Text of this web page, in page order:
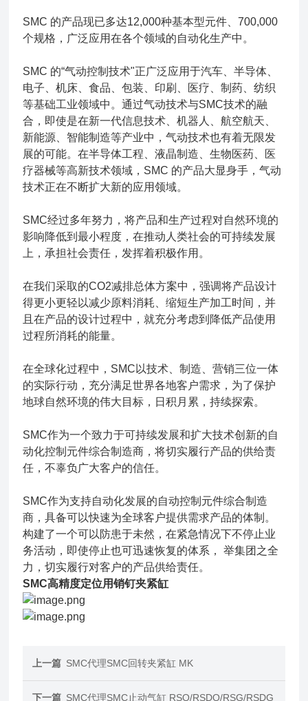
SMC 的产品现已多达12,000种基本型元件、700,000
个规格，广泛应用在各个领域的自动化生产中。
SMC 的“气动控制技术"正广泛应用于汽车、半导体、
电子、机床、食品、包装、印刷、医疗、制药、纺织
等基础工业领域中。通过气动技术与SMC技术的融
合，即使是在新一代信息技术、机器人、航空航天、
新能源、智能制造等产业中，气动技术也有着无限发
展的可能。在半导体工程、液晶制造、生物医药、医
疗器械等高新技术领域，SMC 的产品大显身手，气动
技术正在不断扩大新的应用领域。
SMC经过多年努力，将产品和生产过程对自然环境的
影响降低到最小程度，在推动人类社会的可持续发展
上，承担社会责任，发挥着积极作用。
在我们采取的CO2减排总体方案中，强调将产品设计
得更小更轻以减少原料消耗、缩短生产加工时间，并
且在产品的设计过程中，就充分考虑到降低产品使用
过程所消耗的能量。
在全球化过程中，SMC以技术、制造、营销三位一体
的实际行动，充分满足世界各地客户需求，为了保护
地球自然环境的伟大目标，日积月累，持续探索。
SMC作为一个致力于可持续发展和扩大技术创新的自
动化控制元件综合制造商，将切实履行产品的供给责
任，不辜负广大客户的信任。
SMC作为支持自动化发展的自动控制元件综合制造
商，具备可以快速为全球客户提供需求产品的体制。
构建了一个可以防患于未然，在紧急情况下不停止业
务活动，即使停止也可迅速恢复的体系， 举集团之全
力，切实履行对客户的产品供给责任。
SMC高精度定位用销钉夹紧缸
上一篇 SMC代理SMC回转夹紧缸 MK
下一篇 SMC代理SMC止动气缸 RSQ/RSDQ/RSG/RSDG